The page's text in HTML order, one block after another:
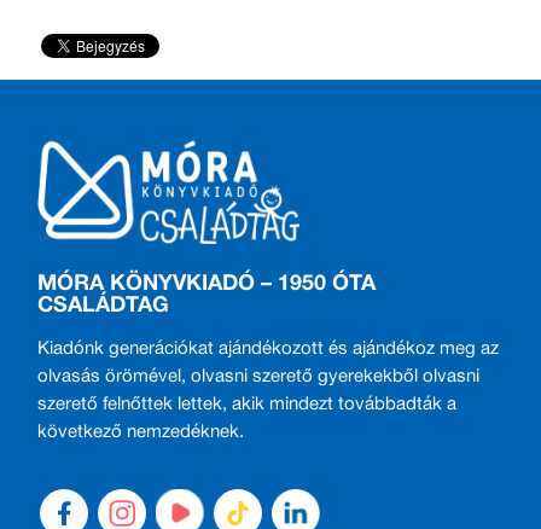
MÓRA KÖNYVKIADÓ – 1950 ÓTA
CSALÁDTAG
Kiadónk generációkat ajándékozott és ajándékoz meg az
olvasás örömével, olvasni szerető gyerekekből olvasni
szerető felnőttek lettek, akik mindezt továbbadták a
következő nemzedéknek.